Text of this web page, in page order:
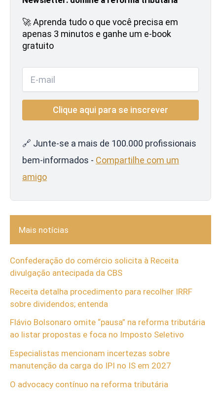
🚀 Aprenda tudo o que você precisa em
apenas 3 minutos e ganhe um e-book
gratuito
🔗 Junte-se a mais de 100.000 profissionais
bem-informados - Compartilhe com um
amigo
Mais notícias
Confederação do comércio solicita à Receita
divulgação antecipada da CBS
Receita detalha procedimento para recolher IRRF
sobre dividendos; entenda
Flávio Bolsonaro omite “pausa” na reforma tributária
ao listar propostas e foca no Imposto Seletivo
Especialistas mencionam incertezas sobre
manutenção da carga do IPI no IS em 2027
O advocacy contínuo na reforma tributária